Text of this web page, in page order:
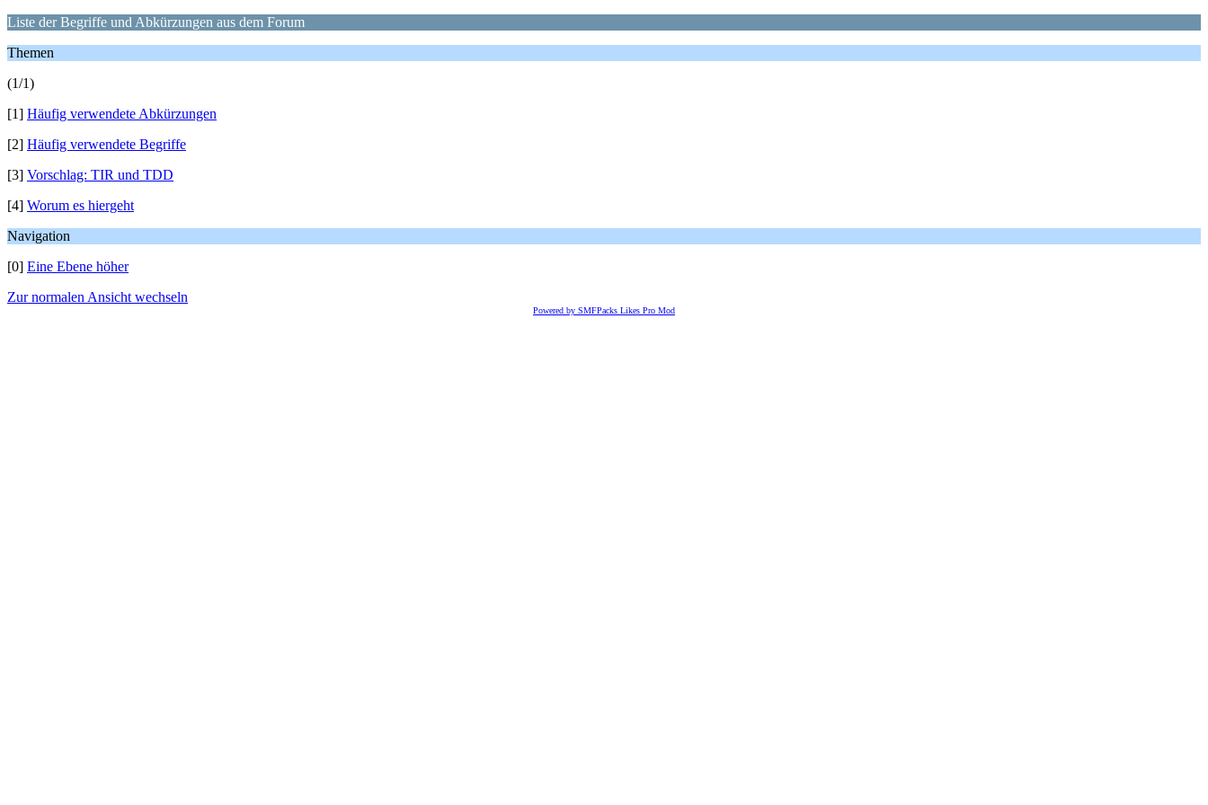
Liste der Begriffe und Abkürzungen aus dem Forum
Themen
(1/1)
[1] Häufig verwendete Abkürzungen
[2] Häufig verwendete Begriffe
[3] Vorschlag: TIR und TDD
[4] Worum es hiergeht
Navigation
[0] Eine Ebene höher
Zur normalen Ansicht wechseln
Powered by SMFPacks Likes Pro Mod